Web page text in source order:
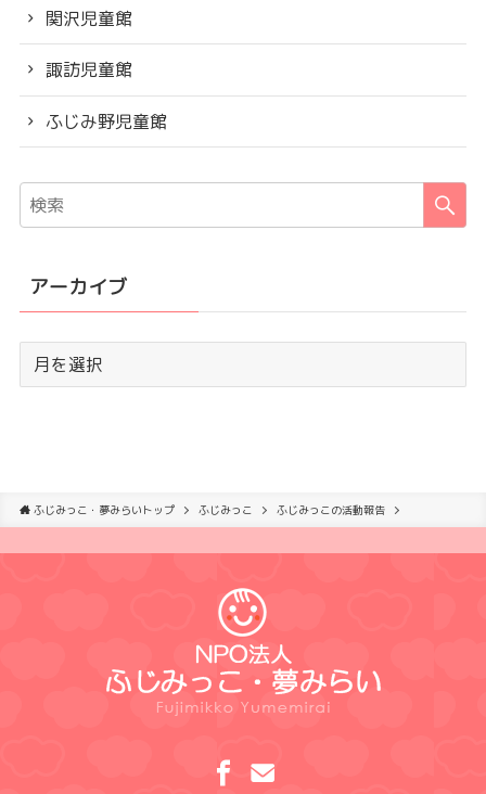
関沢児童館
諏訪児童館
ふじみ野児童館
アーカイブ
ふじみっこ・夢みらいトップ ふじみっこ ふじみっこの活動報告